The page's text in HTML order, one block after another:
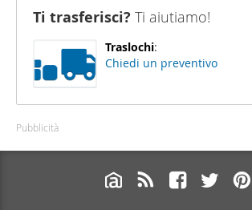
Ti trasferisci? Ti aiutiamo!
Traslochi:
Chiedi un preventivo
Pubblicità